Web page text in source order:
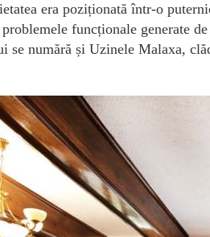
era poziționată într-o
funcționale generate
se numără și Uzinele Malaxa,